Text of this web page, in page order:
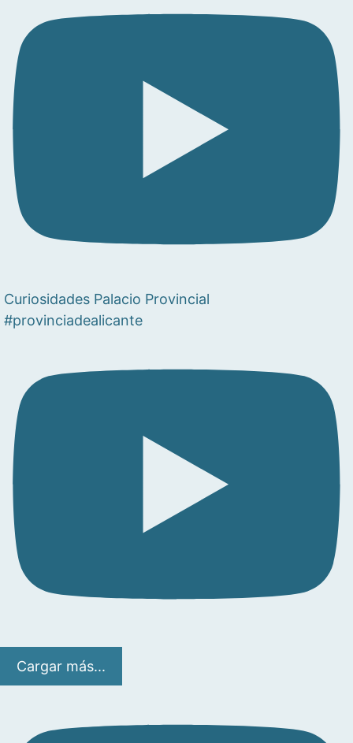
Curiosidades Palacio Provincial
#provinciadealicante
Cargar más...